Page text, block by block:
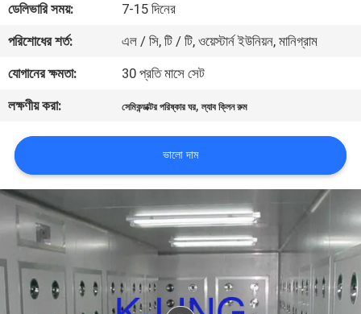
আমাদের
সাথে
যোগাযোগ
খবর
মামলা
সাইট
ম্যাপ
ডেলিভারি সময়:
7-15 দিনের
পরিশোধের শর্ত:
এল / সি, টি / টি, ওয়েস্টার্ন ইউনিয়ন, মানিগ্রাম
যোগানের ক্ষমতা:
30 প্রতি মাসে সেট
লক্ষণীয় করা:
সেমিকন্ডাক্টর পরিষ্কার ঘর,ল্যাব ক্লিন রুম
ভালো দাম